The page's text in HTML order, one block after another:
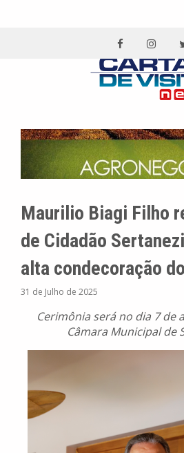
Maurilio Biagi Filho
de Cidadão
alta condecoração
31 de Julho de 2025
Cerimônia será no dia 7 de
Câmara Municipal de